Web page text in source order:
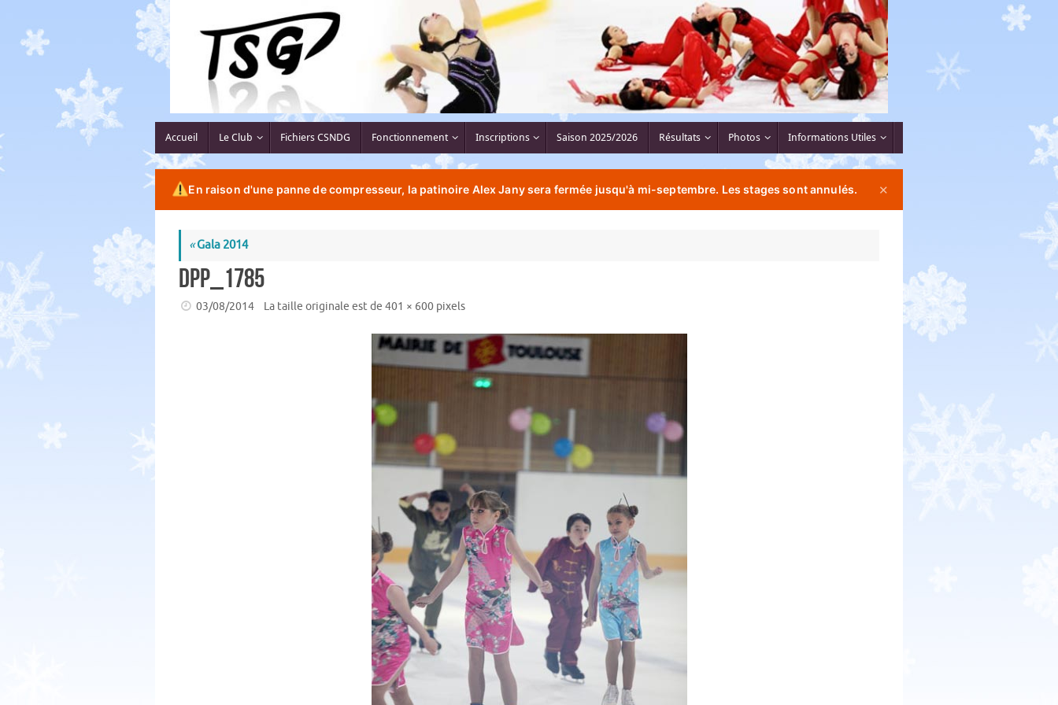
contenu
contenu
Accueil Le Club Fichiers CSNDG Fonctionnement Inscriptions Saison 2025/2026 Résultats Photos Informations Utiles
En raison d'une panne de compresseur, la patinoire Alex Jany sera fermée jusqu'à mi-septembre. Les stages sont annulés. ✕
«Gala 2014
DPP_1785
03/08/2014 La taille originale est de401 × 600 pixels